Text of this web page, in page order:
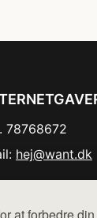
78768672
hej@want.dk